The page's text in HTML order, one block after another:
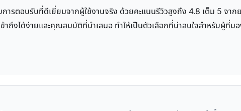
ารตอบรับที่ดีเยี่ยมจากผู้ใช้งานจริง ด้วยคะแนนรีวิวสูงถึง 4.8 เต็ม 5 จา
ถึงได้ง่ายและคุณสมบัติที่นำเสนอ ทำให้เป็นตัวเลือกที่น่าสนใจสำหรับผู้ที่มอ